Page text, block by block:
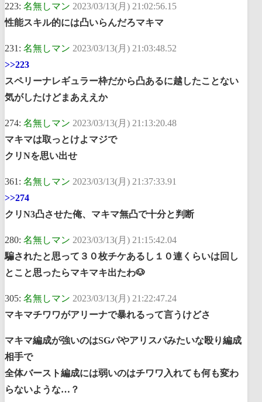
223: 名無しマン 2023/03/13(月) 21:02:56.15
性能スキル的には凸いらんだろマキマ
231: 名無しマン 2023/03/13(月) 21:03:48.52
>>223
スペリーナレギュラー枠だから凸あるに越したことない
気がしたけどまあええか
274: 名無しマン 2023/03/13(月) 21:13:20.48
マキマは取っとけよマジで
クリNを思い出せ
361: 名無しマン 2023/03/13(月) 21:37:33.91
>>274
クリN3凸させた俺、マキマ無凸で十分と判断
280: 名無しマン 2023/03/13(月) 21:15:42.04
騙されたと思って３０枚チケあるし１０連くらいは回し
とこと思ったらマキマキ出たわ🐶
305: 名無しマン 2023/03/13(月) 21:22:47.24
マキマチワワがアリーナで暴れるって言うけどさ
マキマ編成が強いのはSGパやアリスパみたいな殴り編成
相手で
全体バースト編成には弱いのはチワワ入れても何も変わ
らないような…？